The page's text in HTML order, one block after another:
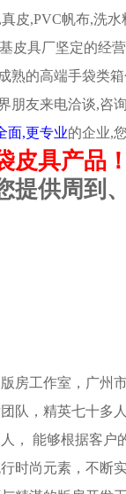
皮,PVC帆布,洗
皮具厂坚定的经
熟的高端手袋类
朋友来电洽谈,咨
面,更专业的企业,
皮具产品
提供周到
房工作室，广州
队，精英七十多
， 能够根据客户
时尚元素，不断